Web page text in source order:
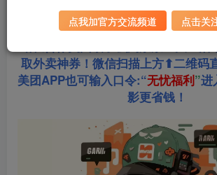
取外卖神券！微信扫描上方⬆二维码
美团APP也可输入口令:“无忧福利”进
影更省钱！
点我加官方交流频道 点击关